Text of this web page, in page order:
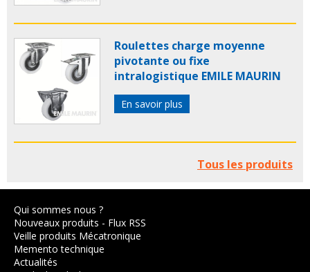
Roulettes charge moyenne
pivotante ou fixe
intralogistique EMILE MAURIN
En savoir plus
Tous les produits
Qui sommes nous ?
Nouveaux produits - Flux RSS
Veille produits Mécatronique
Memento technique
Actualités